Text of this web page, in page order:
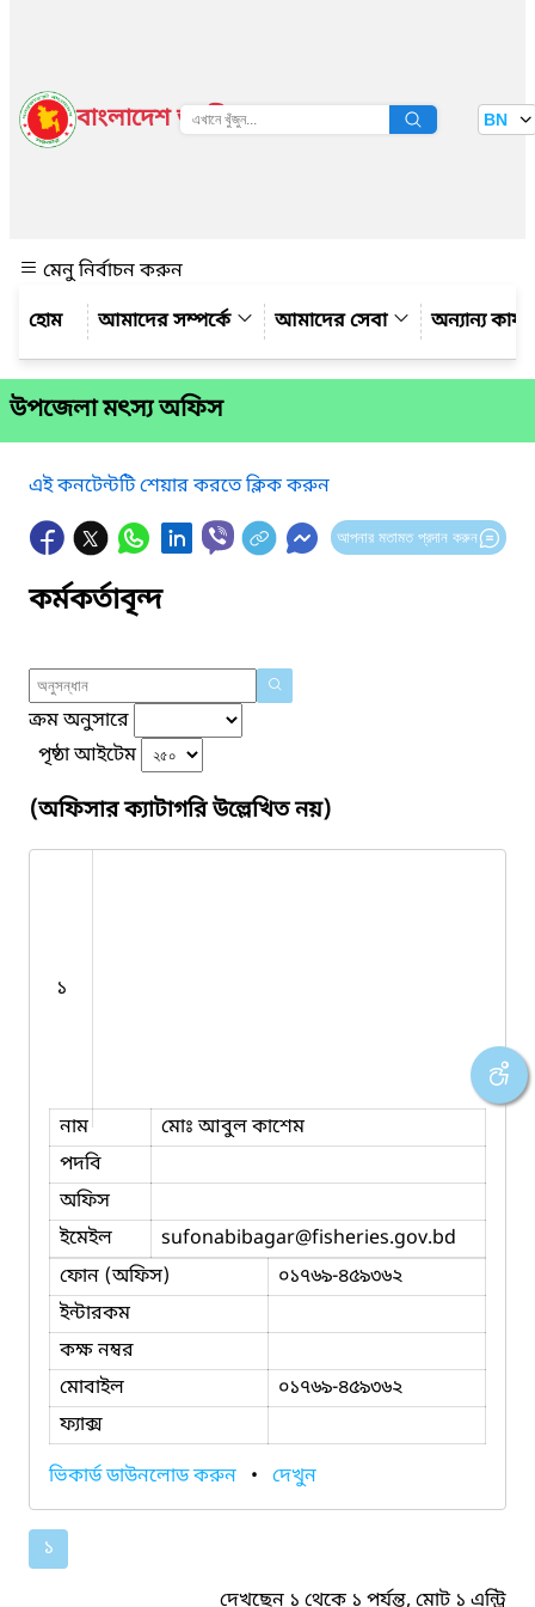
বাংলাদেশ জাতীয় তথ্য বাতায়ন BN
মেনু নির্বাচন করুন
আমাদের সম্পর্কে
আমাদের সেবা অন্যান্য
উপজেলা মৎস্য অফিস
এই কনটেন্টটি শেয়ার করতে ক্লিক করুন
আপনার মতামত প্রদান করুন
কর্মকর্তাবৃন্দ
ক্রম অনুসারে
পৃষ্ঠা আইটেম
(অফিসার ক্যাটাগরি উল্লেখিত নয়)
১
নাম
মোঃ আবুল কাশেম
পদবি
অফিস
ইমেইল
sufonabibagar@fisheries.gov.bd
ফোন (অফিস)
০১৭৬৯-৪৫৯৩৬২
ইন্টারকম
কক্ষ নম্বর
মোবাইল
০১৭৬৯-৪৫৯৩৬২
ফ্যাক্স
ভিকার্ড ডাউনলোড করুন • দেখুন
১
দেখছেন ১ থেকে ১ পর্যন্ত, মোট ১ এন্ট্রি